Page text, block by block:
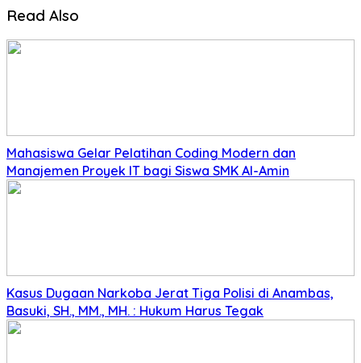
Read Also
Mahasiswa Gelar Pelatihan Coding Modern dan
Manajemen Proyek IT bagi Siswa SMK Al-Amin
Kasus Dugaan Narkoba Jerat Tiga Polisi di Anambas,
Basuki, SH., MM., MH. : Hukum Harus Tegak